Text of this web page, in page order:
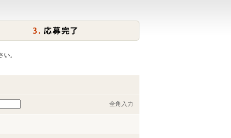
。
全角入力